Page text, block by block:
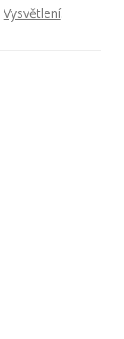
Vysvětlení.